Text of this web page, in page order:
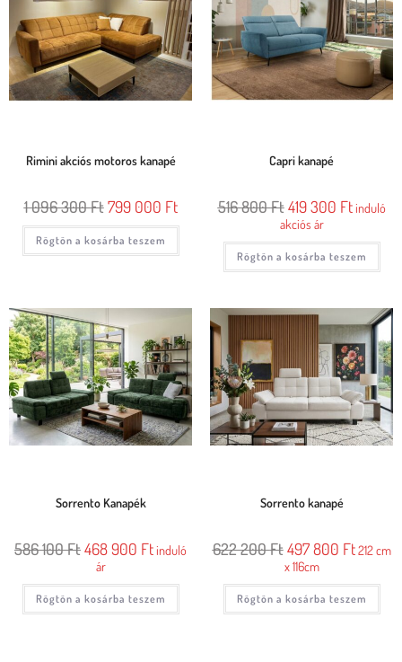
Rimini akciós motoros kanapé
1 096 300Ft 799 000 Ft
Rögtön a kosárba teszem
Capri kanapé
516 800Ft 419 300 Ftinduló
akciós ár
Rögtön a kosárba teszem
Sorrento Kanapék
586 100Ft468 900 Ftinduló
ár
Rögtön a kosárba teszem
Sorrento kanapé
622 200Ft 497 800 Ft212 cm
x 116cm
Rögtön a kosárba teszem